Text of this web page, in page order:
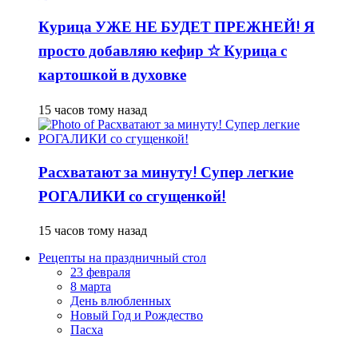
Курица УЖЕ НЕ БУДЕТ ПРЕЖНЕЙ! Я
просто добавляю кефир ☆ Курица с
картошкой в духовке
15 часов тому назад
Расхватают за минуту! Супер легкие
РОГАЛИКИ со сгущенкой!
15 часов тому назад
Рецепты на праздничный стол
23 февраля
8 марта
День влюбленных
Новый Год и Рождество
Пасха